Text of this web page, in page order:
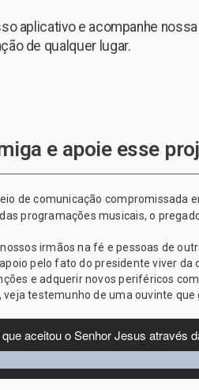
aplicativo e acompanhe nossa
de qualquer lugar.
e apoie esse
de comunicação compromissada
programações musicais, o
irmãos na fé e pessoas de
pelo fato do presidente viver da
e adquerir novos periféricos
testemunho de uma ouvinte que